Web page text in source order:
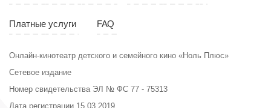
Платные услуги FAQ
Онлайн-кинотеатр детского и семейного кино «Ноль Плюс»
Сетевое издание
Номер свидетельства ЭЛ № ФС 77 - 75313
Дата регистрации 15.03.2019